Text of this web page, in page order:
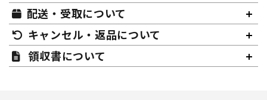
配送・受取について
キャンセル・返品について
領収書について